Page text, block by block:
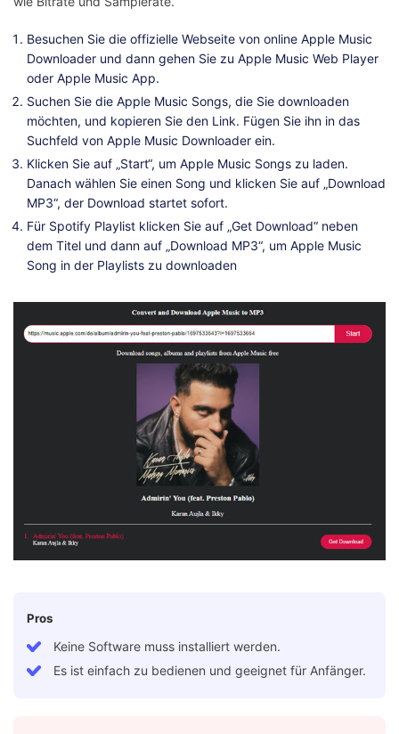
Besuchen Sie die offizielle Webseite von online Apple Music
Downloader und dann gehen Sie zu Apple Music Web Player
oder Apple Music App.
Suchen Sie die Apple Music Songs, die Sie downloaden
möchten, und kopieren Sie den Link. Fügen Sie ihn in das
Suchfeld von Apple Music Downloader ein.
Klicken Sie auf „Start“, um Apple Music Songs zu laden.
Danach wählen Sie einen Song und klicken Sie auf „Download
MP3“, der Download startet sofort.
Für Spotify Playlist klicken Sie auf „Get Download“ neben
dem Titel und dann auf „Download MP3“, um Apple Music
Song in der Playlists zu downloaden
Pros
Keine Software muss installiert werden.
Es ist einfach zu bedienen und geeignet für Anfänger.